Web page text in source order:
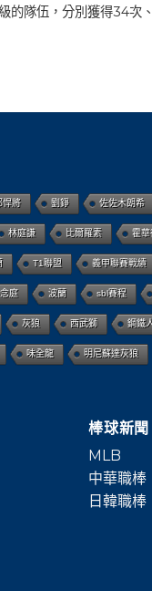
的隊伍，分別獲得34次
悍將 劉錚 佐佐木朗希
林庭謙 比爾羅素 霍華
T1聯盟 義甲聯賽戰績
庭 波蘭 sbl賽程
灰狼 西武獅 鋼鐵
味全龍 明尼蘇達灰狼
棒球新聞
MLB
中華職棒
日韓職棒